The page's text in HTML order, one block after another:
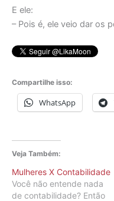
E ele:
– Pois é, ele veio dar os
Compartilhe isso:
WhatsApp
Veja Também:
Mulheres X Contabilidade
Você não entende nada
de contabilidade? Então